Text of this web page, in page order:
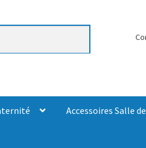
Accessoires Salle